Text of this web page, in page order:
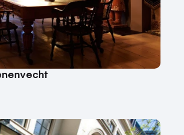
locatie